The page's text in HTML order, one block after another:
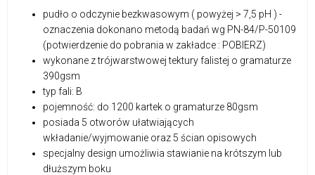
pudło o odczynie bezkwasowym ( powyżej > 7,5 pH ) -
oznaczenia dokonano metodą badań wg PN-84/P-50109
(potwierdzenie do pobrania w zakładce : POBIERZ)
wykonane z trójwarstwowej tektury falistej o gramaturze
390gsm
typ fali: B
pojemność: do 1200 kartek o gramaturze 80gsm
posiada 5 otworów ułatwiających
wkładanie/wyjmowanie oraz 5 ścian opisowych
specjalny design umożliwia stawianie na krótszym lub
dłuższym boku